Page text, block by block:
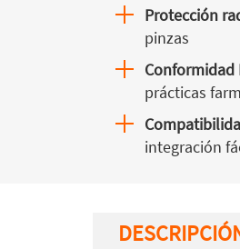
Protección
pinzas
Conformidad
prácticas
integración